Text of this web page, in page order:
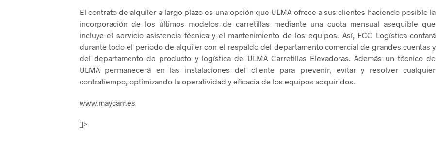
El contrato de alquiler a largo plazo es una opción que ULMA ofrece a sus clientes haciendo posible la
incorporación de los últimos modelos de carretillas mediante una cuota mensual asequible que
incluye el servicio asistencia técnica y el mantenimiento de los equipos. Así, FCC Logística contará
durante todo el periodo de alquiler con el respaldo del departamento comercial de grandes cuentas y
del departamento de producto y logística de ULMA Carretillas Elevadoras. Además un técnico de
ULMA permanecerá en las instalaciones del cliente para prevenir, evitar y resolver cualquier
contratiempo, optimizando la operatividad y eficacia de los equipos adquiridos.
www.maycarr.es
]]>